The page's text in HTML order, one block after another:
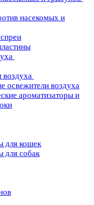
насекомых и
воздуха
освежители воздуха
ароматизаторы и
для кошек
для собак